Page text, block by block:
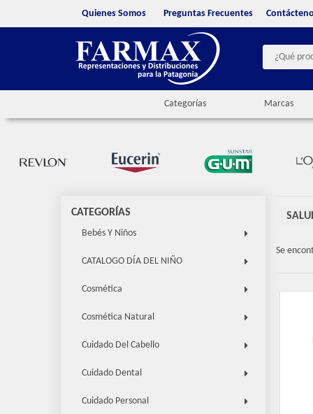
Quienes Somos Preguntas Frecuentes
Categorías Marcas
CATEGORÍAS
Bebés Y Niños
CATALOGO DÍA DEL NIÑO
Cosmética
Cosmética Natural
Cuidado Del Cabello
Cuidado Dental
Cuidado Personal
Se